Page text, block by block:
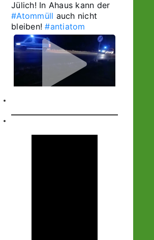
#Atommüll auch nicht
bleiben! #antiatom